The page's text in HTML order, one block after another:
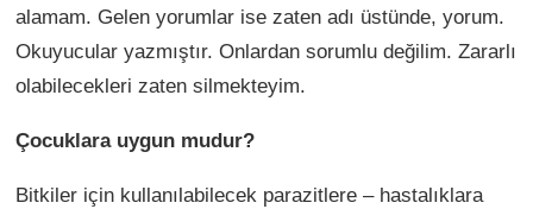
alamam. Gelen yorumlar ise zaten adı üstünde, yorum.
Okuyucular yazmıştır. Onlardan sorumlu değilim. Zararlı
olabilecekleri zaten silmekteyim.
Çocuklara uygun mudur?
Bitkiler için kullanılabilecek parazitlere – hastalıklara